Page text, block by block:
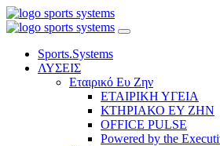
Sports.Systems
ΛΥΣΕΙΣ
Εταιρικό Ευ Ζην
ΕΤΑΙΡΙΚΗ ΥΓΕΙΑ
ΚΤΗΡΙΑΚΟ ΕΥ ΖΗΝ
OFFICE PULSE
Powered by the